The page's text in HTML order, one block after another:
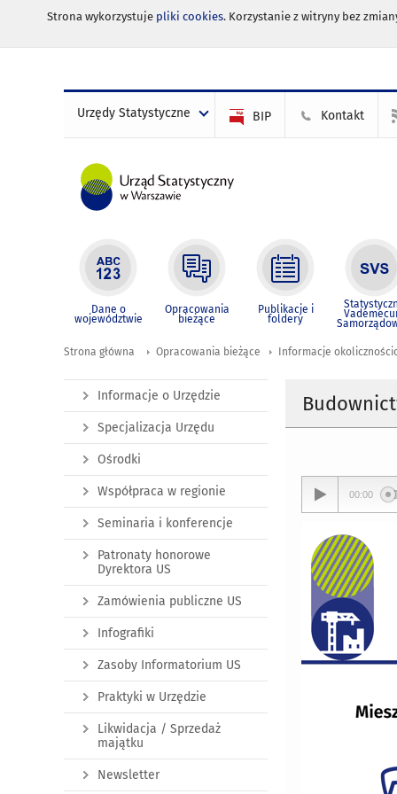
Strona wykorzystuje pliki cookies. Korzystanie z witryny bez
Urzędy Statystyczne BIP Kontakt
Dane o
województwie
Opracowania
bieżące
Publikacje i
foldery
Strona główna Opracowania bieżące Informacje
00:00
Informacje o Urzędzie
Specjalizacja Urzędu
Ośrodki
Współpraca w regionie
Seminaria i konferencje
Patronaty honorowe
Dyrektora US
Zamówienia publiczne US
Infografiki
Zasoby Informatorium US
Praktyki w Urzędzie
Likwidacja / Sprzedaż
majątku
Newsletter